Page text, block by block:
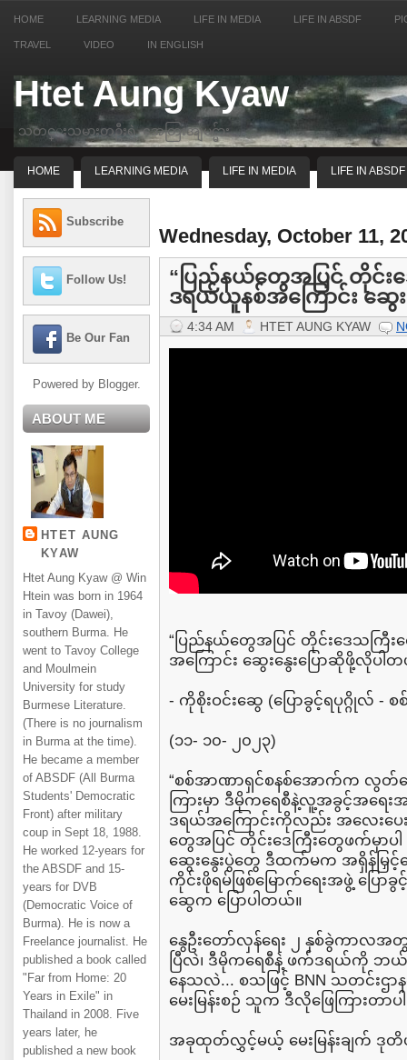
HOME LEARNING MEDIA LIFE IN MEDIA LIFE IN ABSDF
TRAVEL VIDEO IN ENGLISH
Htet Aung Kyaw
သတင္းသမားတဦးရဲ့ အေတြးအျမင္မ်ား
HOME LEARNING MEDIA LIFE IN MEDIA LIFE IN ABSDF
Subscribe
Follow Us!
Be Our Fan
Powered by Blogger.
ABOUT ME
HTET AUNG
KYAW
Htet Aung Kyaw @ Win
Htein was born in 1964
in Tavoy (Dawei),
southern Burma. He
went to Tavoy College
and Moulmein
University for study
Burmese Literature.
(There is no journalism
in Burma at the time).
He became a member
of ABSDF (All Burma
Students' Democratic
Front) after military
coup in Sept 18, 1988.
He worked 12-years for
the ABSDF and 15-
years for DVB
(Democratic Voice of
Burma). He is now a
Freelance journalist. He
published a book called
"Far from Home: 20
Years in Exile" in
Thailand in 2008. Five
years later, he
published a new book
Wednesday, October 11,
“ပြည်နယ်တွေအပြင် တိုင်း
ဒရယ်ယူနစ်အကြောင်း ဆွေးနွ
4:34 AM HTET AUNG KYAW
“ပြည်နယ်တွေအပြင် တိုင်းဒေသကြီ
အကြောင်း ဆွေးနွေးပြောဆိုဖို့လိုပါ
- ကိုစိုးဝင်းဆွေ (ပြောခွင့်ရပုဂ္ဂိုလ် - စ
(၁၁- ၁၀- ၂၀၂၃)
“စစ်အာဏာရှင်စနစ်အောက်က လွတ်
ကြားမှာ ဒီမိုကရေစီနဲ့လူ့အခွင့်အရေး
ဒရယ်အကြောင်းကိုလည်း အလေးပေ
တွေအပြင် တိုင်းဒေကြီးတွေဖက်မှာပ
ဆွေးနွေးပွဲတွေ ဒီထက်မက အရှိန်မြှ
ကိုင်းဖိုရမ်ဖြစ်မြောက်ရေးအဖွဲ့ ပြော
ဆွေက ပြောပါတယ်။
နွေဦးတော်လှန်ရေး ၂ နှစ်ခွဲကာလအ
ပြီလဲ၊ ဒီမိုကရေစီနဲ့ ဖက်ဒရယ်ကို ဘ
နေသလဲ... စသဖြင့် BNN သတင်းဌ
မေးမြန်းစဉ် သူက ဒီလိုဖြေကြားတာပါ
အခုထုတ်လွှင့်မယ့် မေးမြန်းချက် ဒုတိ